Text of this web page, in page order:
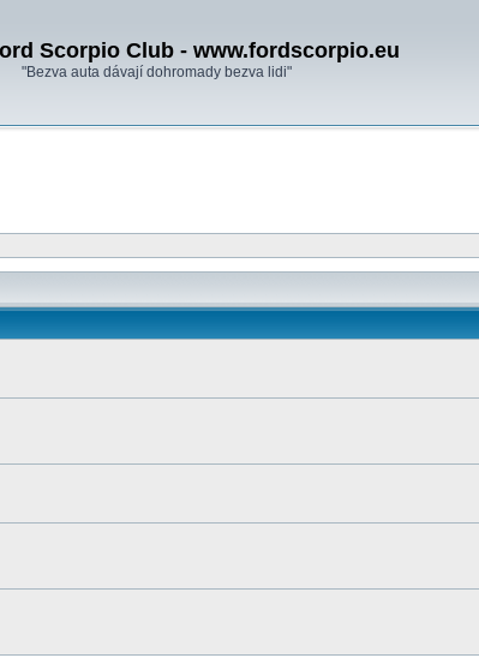
Scorpio Club - www.fordscorpio.eu
"Bezva auta dávají dohromady bezva lidi"